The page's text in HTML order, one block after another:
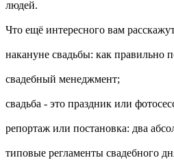
людей.
Что ещё интересного вам
накануне свадьбы: как правильно
свадебный менеджмент;
свадьба - это праздник или
репортаж или постановка: два
типовые регламенты свадебного